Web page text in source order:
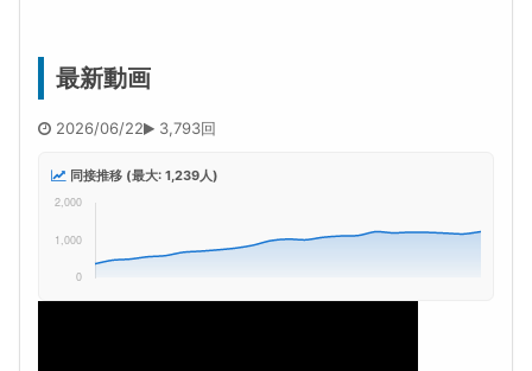
最新動画
2026/06/22 3,793回
同接推移 (最大: 1,239人)